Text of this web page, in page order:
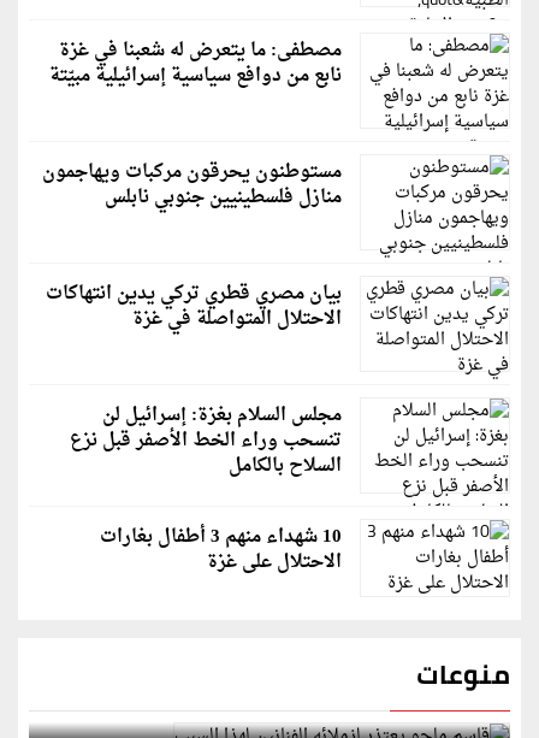
مصطفى: ما يتعرض له شعبنا في غزة
نابع من دوافع سياسية إسرائيلية مبيّتة
مستوطنون يحرقون مركبات ويهاجمون
منازل فلسطينيين جنوبي نابلس
بيان مصري قطري تركي يدين انتهاكات
الاحتلال المتواصلة في غزة
مجلس السلام بغزة: إسرائيل لن
تنسحب وراء الخط الأصفر قبل نزع
السلاح بالكامل
10 شهداء منهم 3 أطفال بغارات
الاحتلال على غزة
منوعات
قاسم ملحو يعتذر لزملائه الفنانين لهذا السبب